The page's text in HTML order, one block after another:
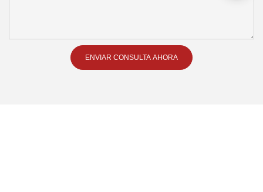
ENVIAR CONSULTA AHORA